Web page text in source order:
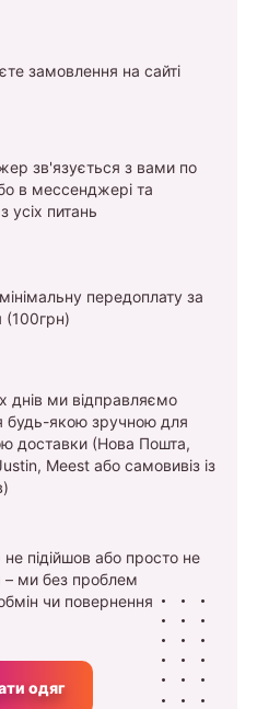
замовлення на сайті
зв'язується з вами по
в мессенджері та
усіх питань
передоплату за
(100грн)
днів ми відправляємо
будь-якою зручною для
доставки (Нова Пошта,
Meest або самовивіз із
підійшов або просто не
– ми без проблем
чи повернення
одяг